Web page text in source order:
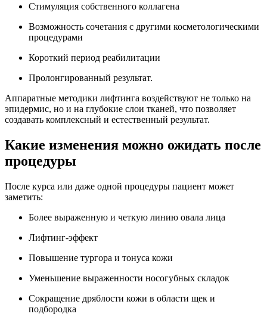
Стимуляция собственного коллагена
Возможность сочетания с другими косметологическими
процедурами
Короткий период реабилитации
Пролонгированный результат.
Аппаратные методики лифтинга воздействуют не только на
эпидермис, но и на глубокие слои тканей, что позволяет
создавать комплексный и естественный результат.
Какие изменения можно ожидать после
процедуры
После курса или даже одной процедуры пациент может
заметить:
Более выраженную и четкую линию овала лица
Лифтинг-эффект
Повышение тургора и тонуса кожи
Уменьшение выраженности носогубных складок
Сокращение дряблости кожи в области щек и
подбородка